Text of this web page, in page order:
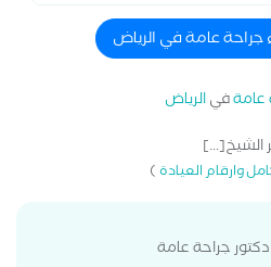
ك استشاري جراحات الأورام
العبور بكفر الشيخ
جراحة عامة في الرياض
عامةفيالرياض
الشيخ[...]
وارقام العيادة)
جراحة عامة